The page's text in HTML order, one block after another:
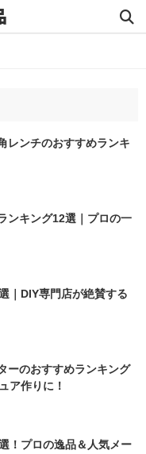
レンチのおすすめランキ
ンキング12選｜プロの一
｜DIY専門店が絶賛する
ーのおすすめランキング
ア作りに！
！プロの逸品＆人気メー